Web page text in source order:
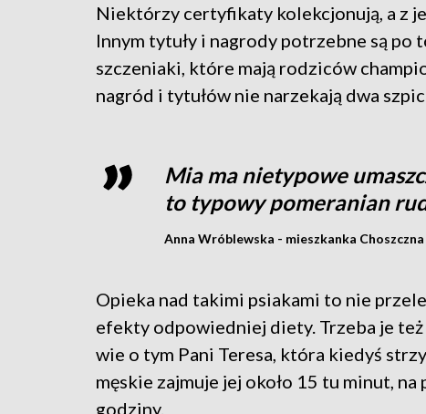
Niektórzy certyfikaty kolekcjonują, a z
Innym tytuły i nagrody potrzebne są po
szczeniaki, które mają rodziców
nagród i tytułów nie narzekają dwa
Mia ma nietypowe
to typowy pomeranian
Anna Wróblewska - mieszkanka Choszczna
Opieka nad takimi psiakami to nie
efekty odpowiedniej diety. Trzeba je
wie o tym Pani Teresa, która kiedyś
męskie zajmuje jej około 15 tu minut,
godziny.